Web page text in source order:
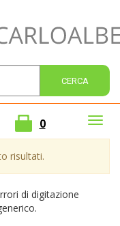
0prodotti
inseriti
risultati.
di digitazione